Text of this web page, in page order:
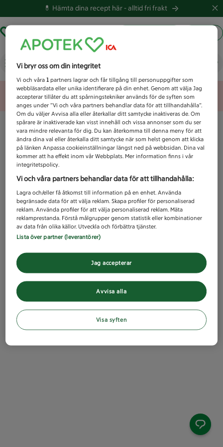
💊 Hämta dina recept här -alltid fri frakt
Vad letar du efter idag?
Unknown error
Vi bryr oss om din integritet
Vi och våra1 partners lagrar och får tillgång till personuppgifter som
webbläsardata eller unika identifierare på din enhet. Genom att välja Jag
accepterar tillåter du att spårningstekniker används för de syften som
anges under ”Vi och våra partners behandlar data för att tillhandahålla”.
Om du väljer Avvisa alla eller återkallar ditt samtycke inaktiveras de. Om
spårare är inaktiverade kan visst innehåll och vissa annonser som du ser
vara mindre relevanta för dig. Du kan återkomma till denna meny för att
ändra dina val eller återkalla ditt samtycke när som helst genom att klicka
på länken Anpassa cookieinställningar längst ned på webbsidan. Dina val
kommer att ha effekt inom vår Webbplats. Mer information finns i vår
integritetspolicy.
Vi och våra partners behandlar data för att tillhandahålla:
Lagra och/eller få åtkomst till information på en enhet. Använda
begränsade data för att välja reklam. Skapa profiler för personaliserad
reklam. Använda profiler för att välja personaliserad reklam. Mäta
reklamprestanda. Förstå målgrupper genom statistik eller kombinationer
av data från olika källor. Utveckla och förbättra tjänster.
Lista över partner (leverantörer)
Avvisa alla
Jag accepterar
Visa syften